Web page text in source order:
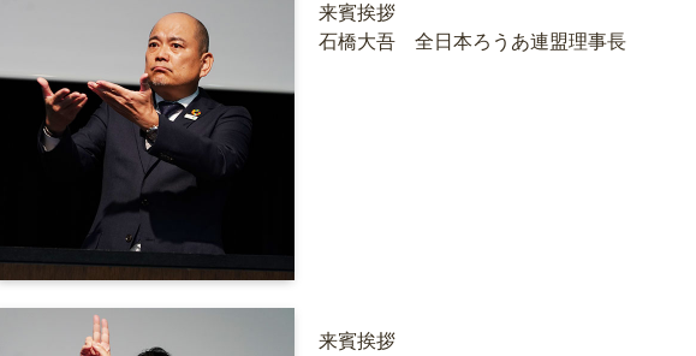
来賓挨拶
石橋大吾 全日本ろうあ連盟理事長
来賓挨拶